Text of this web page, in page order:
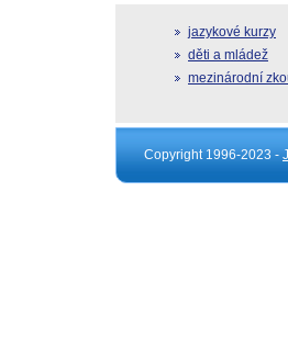
jazykové kurzy
děti a mládež
mezinárodní
Copyright 1996-2023 -